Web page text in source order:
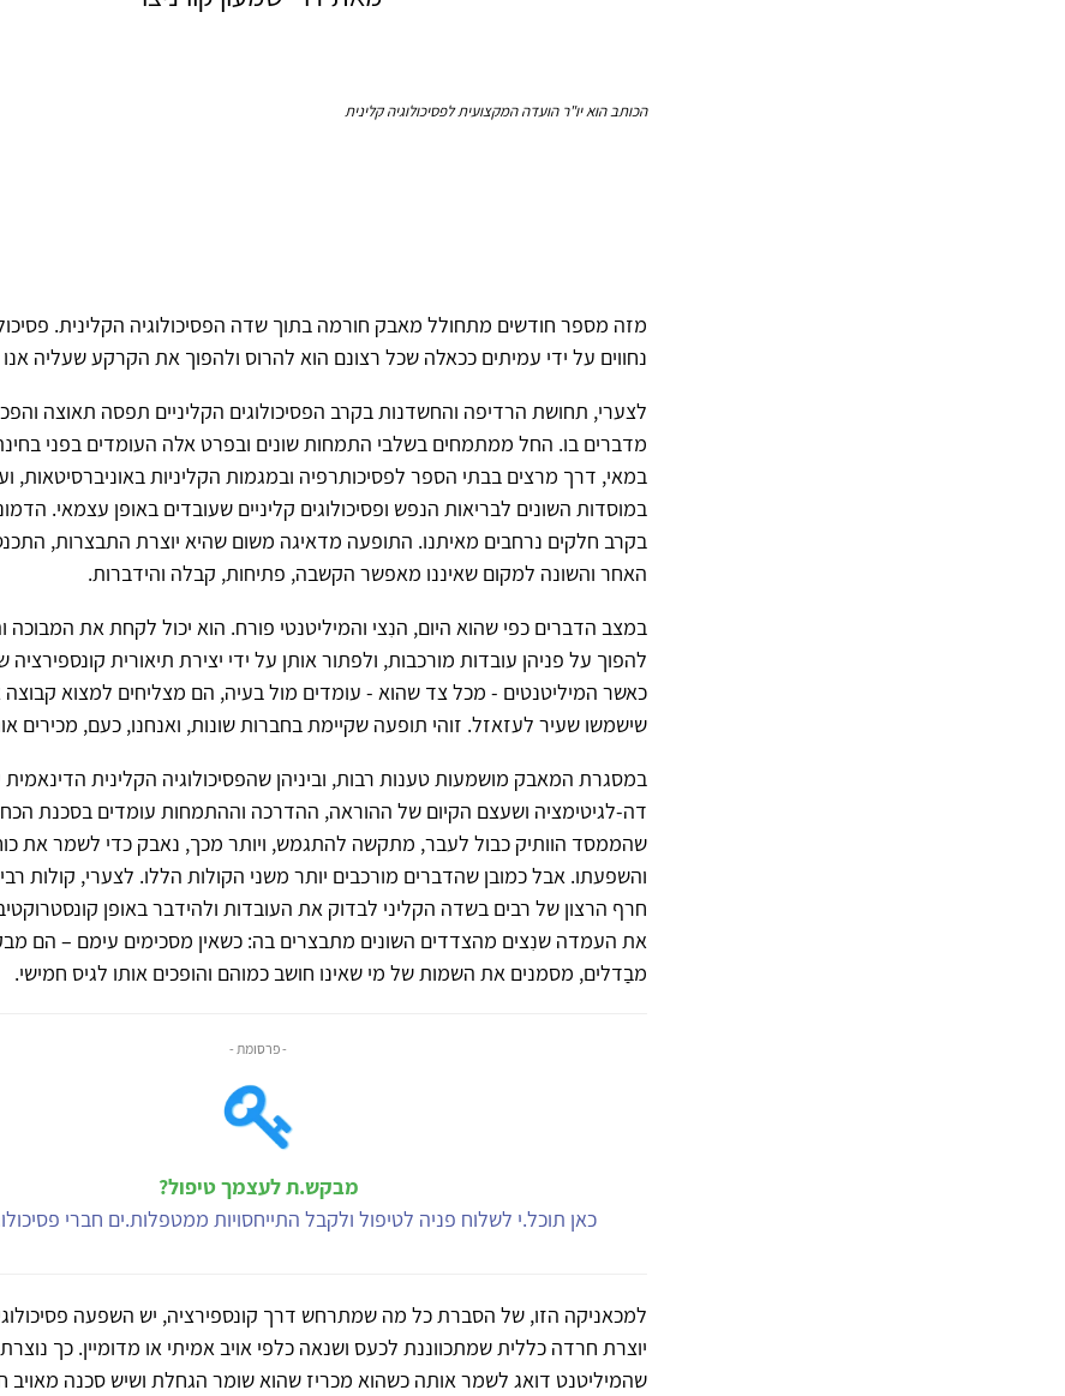
הכותב הוא יו"ר הועדה המקצועית לפסיכולוגיה קלינית
מזה מספר חודשים מתחולל מאבק חורמה בתוך שדה הפסיכולוגיה הקלינית.
נחווים על ידי עמיתים ככאלה שכל רצונם הוא להרוס ולהפוך את הקרקע שעליה אנו
לצערי, תחושת הרדיפה והחשדנות בקרב הפסיכולוגים הקליניים תפסה תאוצה
מדברים בו. החל ממתמחים בשלבי התמחות שונים ובפרט אלה העומדים בפני
במאי, דרך מרצים בבתי הספר לפסיכותרפיה ובמגמות הקליניות באוניברסיטאות,
במוסדות השונים לבריאות הנפש ופסיכולוגים קליניים שעובדים באופן עצמאי.
בקרב חלקים נרחבים מאיתנו. התופעה מדאיגה משום שהיא יוצרת התבצרות,
האחר והשונה למקום שאיננו מאפשר הקשבה, פתיחות, קבלה והידברות.
במצב הדברים כפי שהוא היום, הנִצי והמיליטנטי פורח. הוא יכול לקחת את המבוכה
להפוך על פניהן עובדות מורכבות, ולפתור אותן על ידי יצירת תיאורית
כאשר המיליטנטים - מכל צד שהוא - עומדים מול בעיה, הם מצליחים למצוא קבוצה
שישמשו שעיר לעזאזל. זוהי תופעה שקיימת בחברות שונות, ואנחנו, כעם, מכירים
במסגרת המאבק מושמעות טענות רבות, וביניהן שהפסיכולוגיה הקלינית
דה-לגיטימציה ושעצם הקיום של ההוראה, ההדרכה וההתמחות עומדים בסכנת
שהממסד הוותיק כבול לעבר, מתקשה להתגמש, ויותר מכך, נאבק כדי לשמר את
והשפעתו. אבל כמובן שהדברים מורכבים יותר משני הקולות הללו. לצערי, קולות
חרף הרצון של רבים בשדה הקליני לבדוק את העובדות ולהידבר באופן
את העמדה שנִצים מהצדדים השונים מתבצרים בה: כשאין מסכימים עימם – הם
מבַדלים, מסמנים את השמות של מי שאינו חושב כמוהם והופכים אותו לגיס חמישי.
- פרסומת -
מבקש.ת לעצמך טיפול?
כאן תוכל.י לשלוח פניה לטיפול ולקבל התייחסויות ממטפלות.ים חברי
למכאניקה הזו, של הסברת כל מה שמתרחש דרך קונספירציה, יש השפעה
יוצרת חרדה כללית שמתכווננת לכעס ושנאה כלפי אויב אמיתי או מדומיין. כך נוצרת
שהמיליטנט דואג לשמר אותה כשהוא מכריז שהוא שומר הגחלת ושיש סכנה מאויב